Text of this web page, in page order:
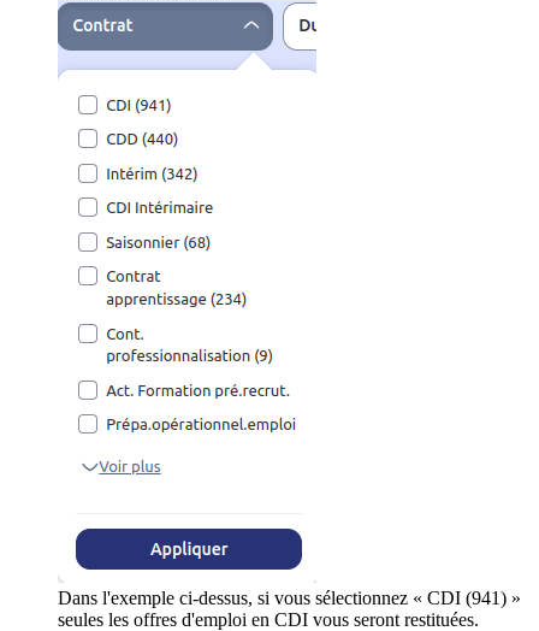
Dans l'exemple ci-dessus, si vous sélectionnez « CDI (941) »
seules les offres d'emploi en CDI vous seront restituées.